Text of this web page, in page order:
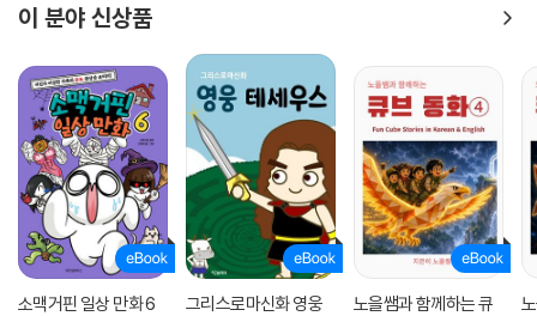
이 분야 신상품
소맥거핀 일상 만화 6
그리스로마신화 영웅
노을쌤과 함께하는 큐